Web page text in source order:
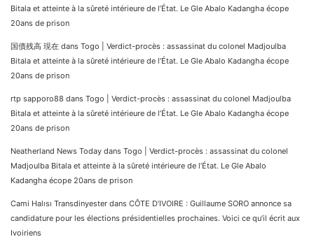
Bitala et atteinte à la sûreté intérieure de l’État. Le Gle Abalo Kadangha écope
20ans de prison
国債残高 現在 dans Togo | Verdict-procès : assassinat du colonel Madjoulba
Bitala et atteinte à la sûreté intérieure de l’État. Le Gle Abalo Kadangha écope
20ans de prison
rtp sapporo88 dans Togo | Verdict-procès : assassinat du colonel Madjoulba
Bitala et atteinte à la sûreté intérieure de l’État. Le Gle Abalo Kadangha écope
20ans de prison
Neatherland News Today dans Togo | Verdict-procès : assassinat du colonel
Madjoulba Bitala et atteinte à la sûreté intérieure de l’État. Le Gle Abalo
Kadangha écope 20ans de prison
Cami Halısı Transdinyester dans CÔTE D’IVOIRE : Guillaume SORO annonce sa
candidature pour les élections présidentielles prochaines. Voici ce qu’il écrit aux
Ivoiriens